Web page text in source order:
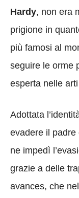
Hardy, non era
prigione in
più famosi al
seguire le orme
esperta nelle
Adottata
evadere il padre
ne impedì
grazie a delle
avances, che